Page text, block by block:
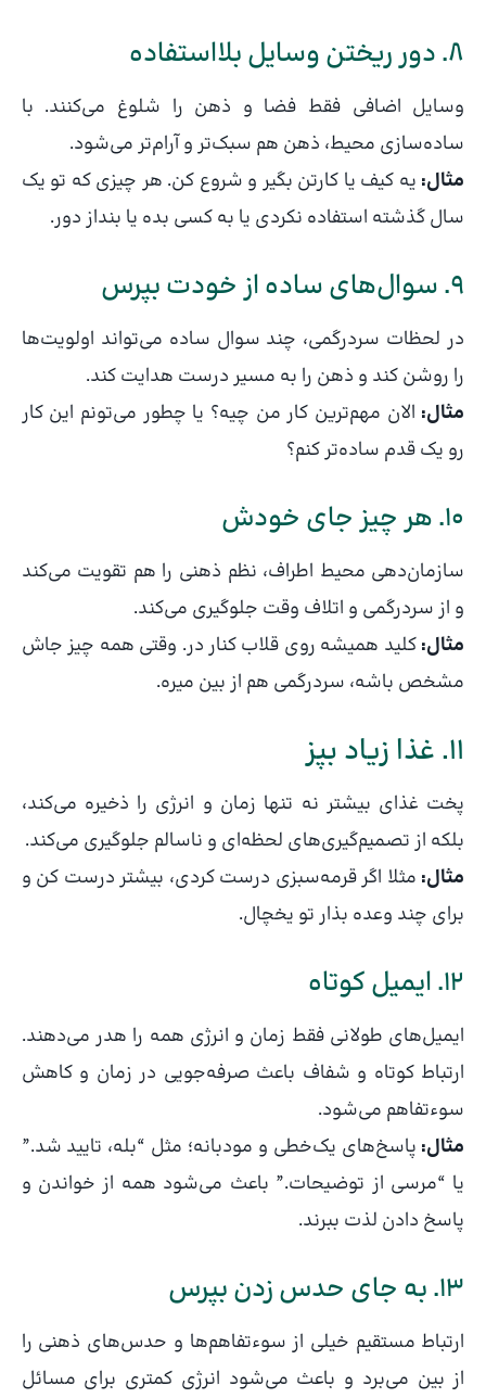
8. دور ریختن وسایل بلااستفاده
وسایل اضافی فقط فضا و ذهن را شلوغ می‌کنند. با
ساده‌سازی محیط، ذهن هم سبک‌تر و آرام‌تر می‌شود.
مثال: یه کیف یا کارتن بگیر و شروع کن. هر چیزی که تو یک
سال گذشته استفاده نکردی یا به کسی بده یا بنداز دور.
9. سوال‌های ساده از خودت بپرس
در لحظات سردرگمی، چند سوال ساده می‌تواند اولویت‌ها
را روشن کند و ذهن را به مسیر درست هدایت کند.
مثال: الان مهم‌ترین کار من چیه؟ یا چطور می‌تونم این کار
رو یک قدم ساده‌تر کنم؟
10. هر چیز جای خودش
سازمان‌دهی محیط اطراف، نظم ذهنی را هم تقویت می‌کند
و از سردرگمی و اتلاف وقت جلوگیری می‌کند.
مثال:کلید همیشه روی قلاب کنار در. وقتی همه چیز جاش
مشخص باشه، سردرگمی هم از بین میره.
11. غذا زیاد بپز
پخت غذای بیشتر نه تنها زمان و انرژی را ذخیره می‌کند،
بلکه از تصمیم‌گیری‌های لحظه‌ای و ناسالم جلوگیری می‌کند.
مثال: مثلا اگر قرمه‌سبزی درست کردی، بیشتر درست کن و
برای چند وعده بذار تو یخچال.
12. ایمیل کوتاه
ایمیل‌های طولانی فقط زمان و انرژی همه را هدر می‌دهند.
ارتباط کوتاه و شفاف باعث صرفه‌جویی در زمان و کاهش
سوء‌تفاهم می‌شود.
مثال: پاسخ‌های یک‌خطی و مودبانه؛ مثل “بله، تایید شد.”
یا “مرسی از توضیحات.” باعث می‌شود همه از خواندن و
پاسخ دادن لذت ببرند.
13. به جای حدس زدن بپرس
ارتباط مستقیم خیلی از سوءتفاهم‌ها و حدس‌های ذهنی را
از بین می‌برد و باعث می‌شود انرژی کمتری برای مسائل